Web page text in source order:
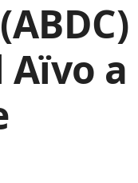
Aïvo a